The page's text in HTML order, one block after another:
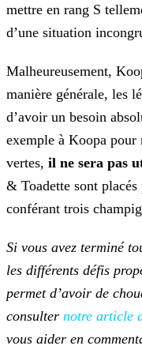
mettre en rang S
d’une situation
Malheureusement,
manière générale, les
d’avoir un besoin
exemple à Koopa pour
vertes, il ne sera pas
& Toadette sont
conférant trois
Si vous avez terminé
les différents défis
permet d’avoir de
consulter notre article
vous aider en